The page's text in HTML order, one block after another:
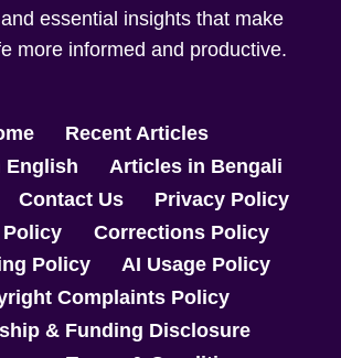
essential insights that make
more informed and productive.
Recent Articles
English
Articles in Bengali
Contact Us
Privacy Policy
Corrections Policy
Policy
AI Usage Policy
Complaints Policy
& Funding Disclosure